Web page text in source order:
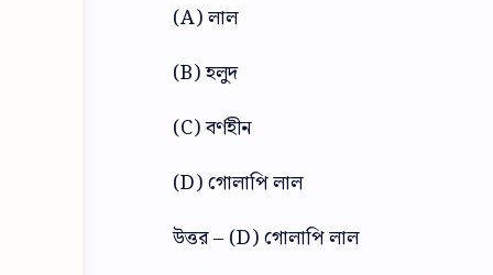
(A) লাল
(B) হলুদ
(C) বর্ণহীন
(D) গোলাপি লাল
উত্তর – (D) গোলাপি লাল